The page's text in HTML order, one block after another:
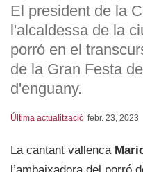
El president de la
l'alcaldessa de la
porró en el
de la Gran Festa
d'enguany.
Última actualització febr. 23, 2023
La cantant vallenca